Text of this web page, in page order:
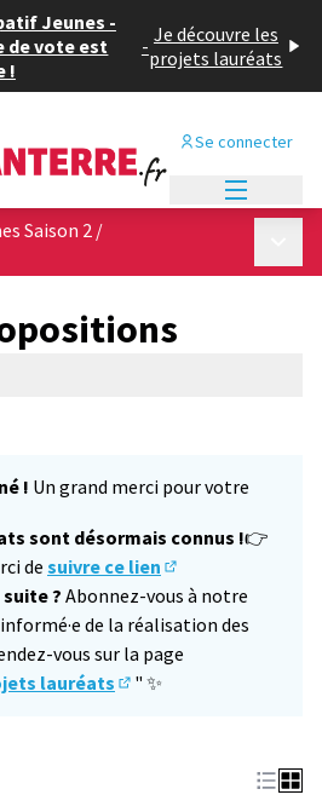
Jeunes -
de vote est
!
- Je découvre les
projets lauréats
Se connecter
Saison 2 /
! Un grand merci pour votre
sont désormais connus !👉
de suivre ce lien
(S'ouvre dans un
? Abonnez-vous à notre
de la réalisation des
vous sur la page
lauréats
" ✨